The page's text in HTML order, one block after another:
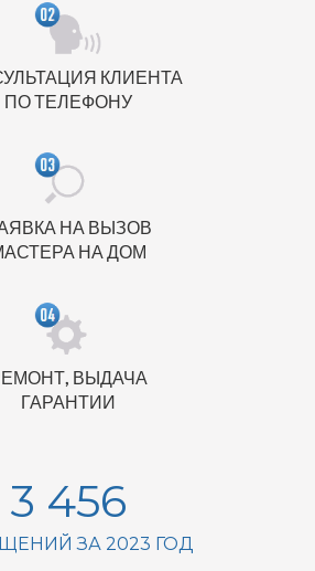
КЛИЕНТА
ПО ТЕЛЕФОНУ
НА ВЫЗОВ
НА ДОМ
ВЫДАЧА
ГАРАНТИИ
3 456
ЗА 2023 ГОД